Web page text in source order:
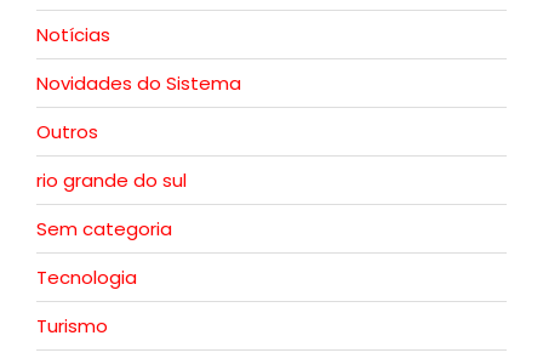
Notícias
Novidades do Sistema
Outros
rio grande do sul
Sem categoria
Tecnologia
Turismo